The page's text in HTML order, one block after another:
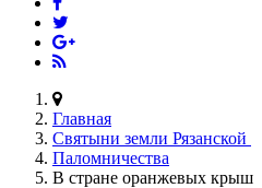
Главная
Святыни земли Рязанской
Паломничества
В стране оранжевых крыш